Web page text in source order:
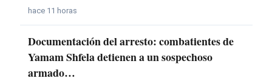
hace 11 horas
Documentación del arresto: combatientes de
Yamam Shfela detienen a un sospechoso
armado…